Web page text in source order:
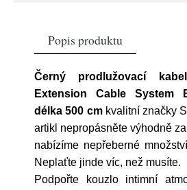
Popis produktu
Černý prodlužovací
Extension Cable System
délka 500 cmkvalitní značky
artikl nepropásněte výhodně za
nabízíme nepřeberné
Neplaťte jinde víc, než musíte.
Podpořte kouzlo intimní